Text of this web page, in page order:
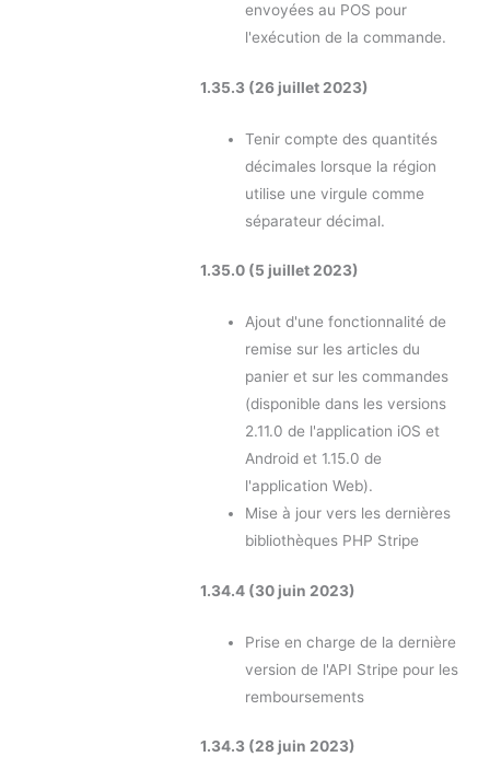
envoyées au POS pour
l'exécution de la commande.
1.35.3 (26 juillet 2023)
Tenir compte des quantités
décimales lorsque la région
utilise une virgule comme
séparateur décimal.
1.35.0 (5 juillet 2023)
Ajout d'une fonctionnalité de
remise sur les articles du
panier et sur les commandes
(disponible dans les versions
2.11.0 de l'application iOS et
Android et 1.15.0 de
l'application Web).
Mise à jour vers les dernières
bibliothèques PHP Stripe
1.34.4 (30 juin 2023)
Prise en charge de la dernière
version de l'API Stripe pour les
remboursements
1.34.3 (28 juin 2023)